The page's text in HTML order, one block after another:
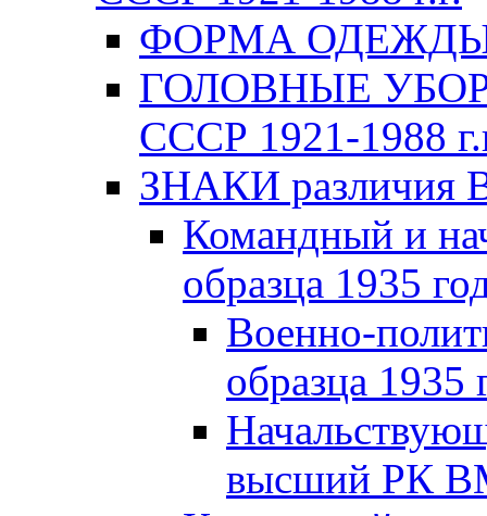
ФОРМА ОДЕЖДЫ
ГОЛОВНЫЕ
СССР 1921-1988
ЗНАКИ различия
Командный и
образца 1935
Военно-
образца 1935
высший РК